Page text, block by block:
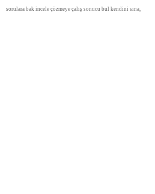
sorulara bak incele çözmeye çalış sonucu bul kendini sına,